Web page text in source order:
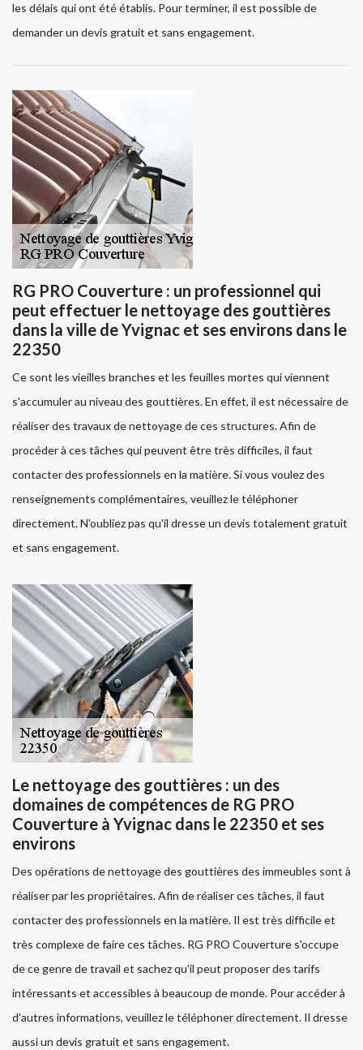
les délais qui ont été établis. Pour terminer, il est possible de
demander un devis gratuit et sans engagement.
RG PRO Couverture : un professionnel qui
peut effectuer le nettoyage des gouttières
dans la ville de Yvignac et ses environs dans le
22350
Ce sont les vieilles branches et les feuilles mortes qui viennent
s'accumuler au niveau des gouttières. En effet, il est nécessaire de
réaliser des travaux de nettoyage de ces structures. Afin de
procéder à ces tâches qui peuvent être très difficiles, il faut
contacter des professionnels en la matière. Si vous voulez des
renseignements complémentaires, veuillez le téléphoner
directement. N'oubliez pas qu'il dresse un devis totalement gratuit
et sans engagement.
Le nettoyage des gouttières : un des
domaines de compétences de RG PRO
Couverture à Yvignac dans le 22350 et ses
environs
Des opérations de nettoyage des gouttières des immeubles sont à
réaliser par les propriétaires. Afin de réaliser ces tâches, il faut
contacter des professionnels en la matière. Il est très difficile et
très complexe de faire ces tâches. RG PRO Couverture s'occupe
de ce genre de travail et sachez qu'il peut proposer des tarifs
intéressants et accessibles à beaucoup de monde. Pour accéder à
d'autres informations, veuillez le téléphoner directement. Il dresse
aussi un devis gratuit et sans engagement.